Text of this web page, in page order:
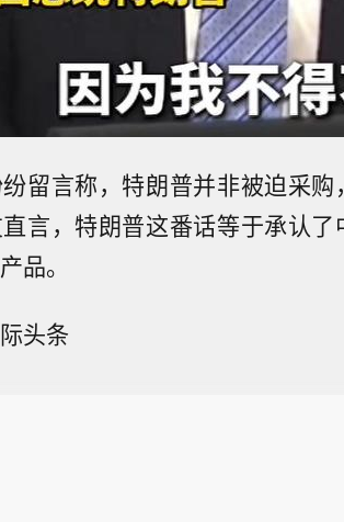
留言称，特朗普并非被迫采
言，特朗普这番话等于承认
品。
头条